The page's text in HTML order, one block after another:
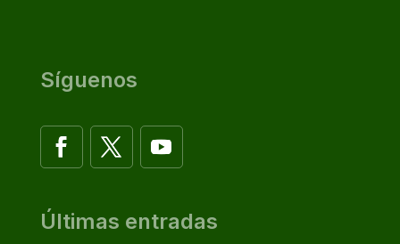
Síguenos
Últimas entradas